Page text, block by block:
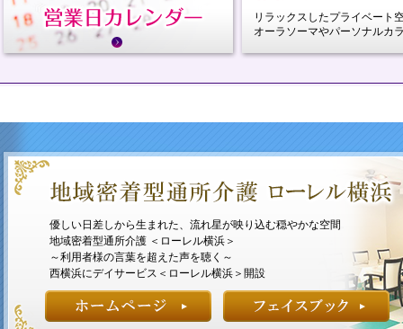
リラックスしたプライベート
オーラソーマやパーソナルカ
優しい日差しから生まれた、流れ星が映り込む穏やかな空間
地域密着型通所介護 ＜ローレル横浜＞
～利用者様の言葉を超えた声を聴く～
西横浜にデイサービス＜ローレル横浜＞開設